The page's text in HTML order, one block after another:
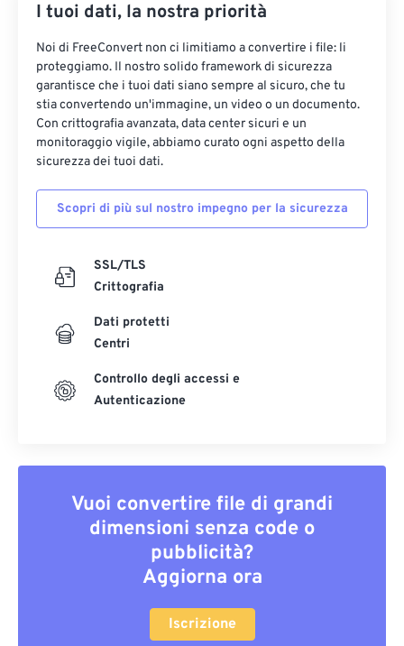
I tuoi dati, la nostra priorità
Noi di FreeConvert non ci limitiamo a convertire i file: li
proteggiamo. Il nostro solido framework di sicurezza
garantisce che i tuoi dati siano sempre al sicuro, che tu
stia convertendo un'immagine, un video o un documento.
Con crittografia avanzata, data center sicuri e un
monitoraggio vigile, abbiamo curato ogni aspetto della
sicurezza dei tuoi dati.
Scopri di più sul nostro impegno per la sicurezza
SSL/TLS
Crittografia
Dati protetti
Centri
Controllo degli accessi e
Autenticazione
Vuoi convertire file di grandi
dimensioni senza code o
pubblicità?
Aggiorna ora
Iscrizione